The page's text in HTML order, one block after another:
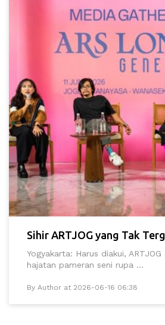
Sihir ARTJOG yang Tak
Yogyakarta: Harus diakui,
hajatan pameran seni rupa ...
By Author at 2026-06-16 06:38